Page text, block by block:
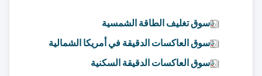
سوق تغليف الطاقة الشمسية
سوق العاكسات الدقيقة في أمريكا الشمالية
سوق العاكسات الدقيقة السكنية